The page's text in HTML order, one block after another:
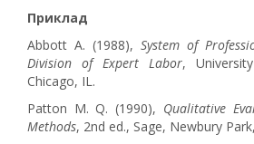
Приклад
Abbott A. (1988), System of
Division of Expert Labor,
Chicago, IL.
Patton M. Q. (1990), Qualitative
Methods, 2nd ed., Sage, Newbury